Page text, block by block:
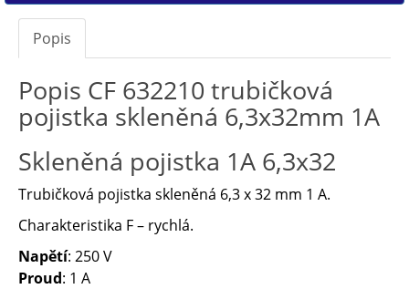
Popis
Popis CF 632210 trubičková
pojistka skleněná 6,3x32mm 1A
Skleněná pojistka 1A 6,3x32
Trubičková pojistka skleněná 6,3 x 32 mm 1 A.
Charakteristika F – rychlá.
Napětí: 250 V
Proud: 1 A